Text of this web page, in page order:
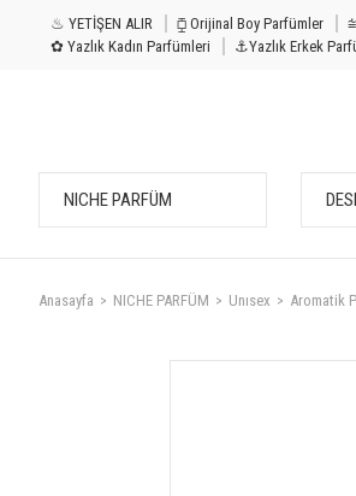
♨ YETİŞEN ALIR ⧮ Orijinal Boy Parfümler
✿ Yazlık Kadın Parfümleri
⚓Yazlık Erkek
NICHE PARFÜM
Anasayfa NICHE PARFÜM Unısex Aromatik